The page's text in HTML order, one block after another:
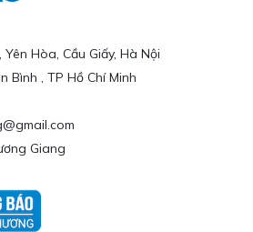
Yên Hòa, Cầu Giấy, Hà Nội
Bình , TP Hồ Chí Minh
Giang